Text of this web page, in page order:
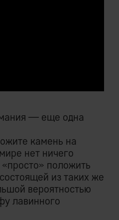
— еще одна
камень на
нет ничего
положить
из таких же
вероятностью
лавинного